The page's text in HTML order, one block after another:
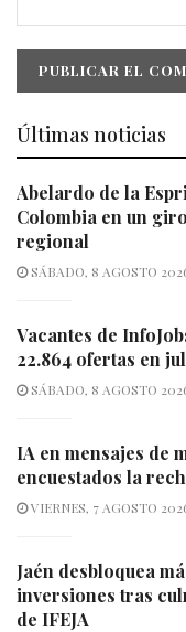
Últimas noticias
Abelardo de la
Colombia en un
regional
SÁBADO, 8 AGOSTO
Vacantes de
22.864 ofertas en
SÁBADO, 8 AGOSTO
IA en mensajes de
encuestados la
VIERNES, 7 AGOSTO
Jaén desbloquea
inversiones tras
de IFEJA